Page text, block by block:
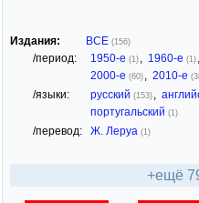
Издания: ВСЕ (156)
/период: 1950-е (1) , 1960-е (1) ,
2000-е (60) , 2010-е
/языки: русский (153) ,
португальский (1)
/перевод: Ж. Леруа (1)
+ещё